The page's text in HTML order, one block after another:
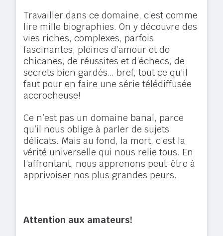
Travailler dans ce domaine, c’est comme
lire mille biographies. On y découvre des
vies riches, complexes, parfois
fascinantes, pleines d’amour et de
chicanes, de réussites et d’échecs, de
secrets bien gardés… bref, tout ce qu’il
faut pour en faire une série télédiffusée
accrocheuse!
Ce n’est pas un domaine banal, parce
qu’il nous oblige à parler de sujets
délicats. Mais au fond, la mort, c’est la
vérité universelle qui nous relie tous. En
l’affrontant, nous apprenons peut-être à
apprivoiser nos plus grandes peurs.
Attention aux amateurs!